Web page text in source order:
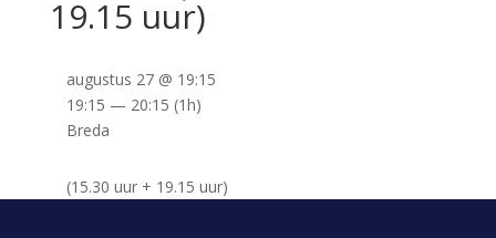
19.15 uur)
(15.30 uur + 19.15 uur)
augustus 27 @ 19:15
19:15 — 20:15 (1h)
Breda